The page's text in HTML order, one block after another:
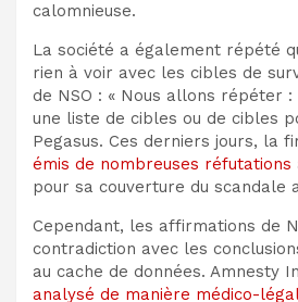
calomnieuse.
La société a également répété
rien à voir avec les cibles de
de NSO : « Nous allons répéter :
une liste de cibles ou de cibles
Pegasus. Ces derniers jours, la
émis de nombreuses réfutations
pour sa couverture du scandale
Cependant, les affirmations de
contradiction avec les
au cache de données. Amnesty
analysé de manière médico-